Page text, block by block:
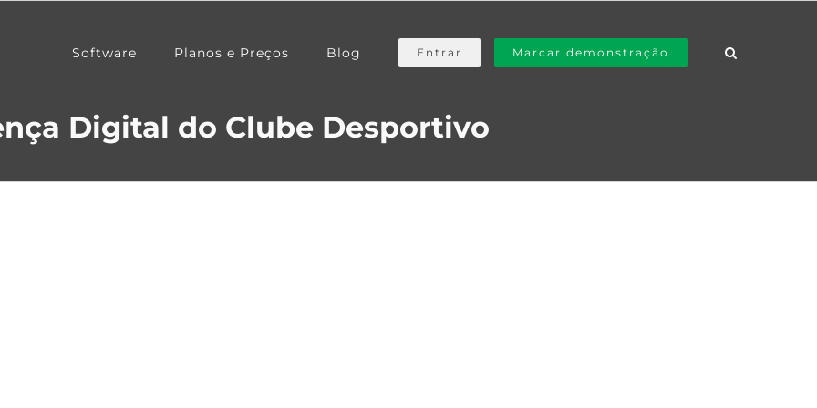
Software Planos e Preços Blog Entrar Marcar demonstração
Digital do Clube Desportivo